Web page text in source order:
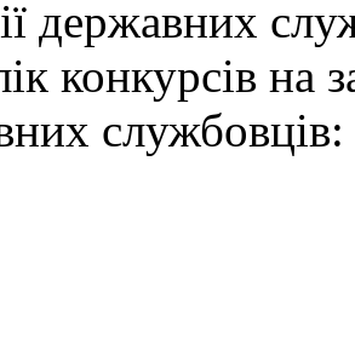
державних
конкурсів на
службовців: